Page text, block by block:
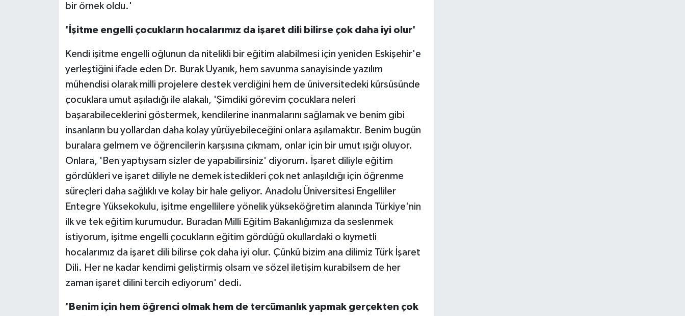
bir örnek oldu.'
'İşitme engelli çocukların hocalarımız da işaret dili bilirse çok daha iyi olur'
Kendi işitme engelli oğlunun da nitelikli bir eğitim alabilmesi için yeniden Eskişehir'e
yerleştiğini ifade eden Dr. Burak Uyanık, hem savunma sanayisinde yazılım
mühendisi olarak milli projelere destek verdiğini hem de üniversitedeki kürsüsünde
çocuklara umut aşıladığı ile alakalı, 'Şimdiki görevim çocuklara neleri
başarabileceklerini göstermek, kendilerine inanmalarını sağlamak ve benim gibi
insanların bu yollardan daha kolay yürüyebileceğini onlara aşılamaktır. Benim bugün
buralara gelmem ve öğrencilerin karşısına çıkmam, onlar için bir umut ışığı oluyor.
Onlara, 'Ben yaptıysam sizler de yapabilirsiniz' diyorum. İşaret diliyle eğitim
gördükleri ve işaret diliyle ne demek istedikleri çok net anlaşıldığı için öğrenme
süreçleri daha sağlıklı ve kolay bir hale geliyor. Anadolu Üniversitesi Engelliler
Entegre Yüksekokulu, işitme engellilere yönelik yükseköğretim alanında Türkiye'nin
ilk ve tek eğitim kurumudur. Buradan Milli Eğitim Bakanlığımıza da seslenmek
istiyorum, işitme engelli çocukların eğitim gördüğü okullardaki o kıymetli
hocalarımız da işaret dili bilirse çok daha iyi olur. Çünkü bizim ana dilimiz Türk İşaret
Dili. Her ne kadar kendimi geliştirmiş olsam ve sözel iletişim kurabilsem de her
zaman işaret dilini tercih ediyorum' dedi.
'Benim için hem öğrenci olmak hem de tercümanlık yapmak gerçekten çok